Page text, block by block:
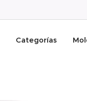
Categorías